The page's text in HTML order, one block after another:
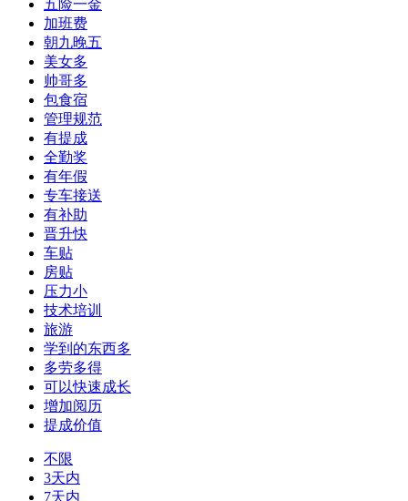
五险一金
加班费
朝九晚五
美女多
帅哥多
包食宿
管理规范
有提成
全勤奖
有年假
专车接送
有补助
晋升快
车贴
房贴
压力小
技术培训
旅游
学到的东西多
多劳多得
可以快速成长
增加阅历
提成价值
不限
3天内
7天内